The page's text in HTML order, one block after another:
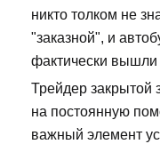
никто толком не
"заказной", и
фактически вышли
Трейдер закрытой
на постоянную
важный элемент